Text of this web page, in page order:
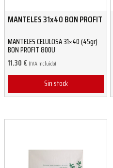
MANTELES 31x40 BON PROFIT
MANTELES CELULOSA 31×40 (45gr)
BON PROFIT 800U
11.30 € (IVA Incluido)
Sin stock